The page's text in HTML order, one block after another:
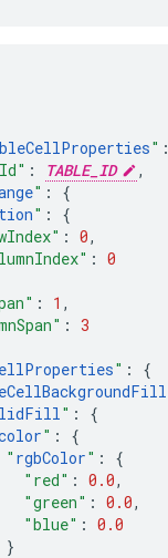
" :
: TABLE_ID
,
" :
{
" :
{
: 0,
: 0
: 1 ,
: 3
" :
{
" :
{
" :
{
" rgbColor" :
{
"red" : 0.0,
"green" : 0.0,
"blue" : 0.0
}